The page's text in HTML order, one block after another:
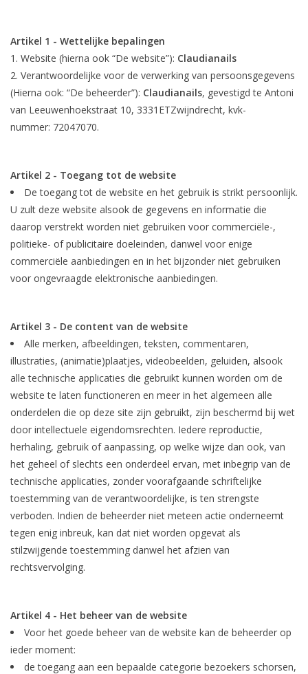
Handcrème
Artikel 1 - Wettelijke bepalingen
Website (hierna ook “De website”): Claudianails
Verantwoordelijke voor de verwerking van persoonsgegevens
(Hierna ook: “De beheerder”): Claudianails, gevestigd te Antoni
van Leeuwenhoekstraat 10, 3331ETZwijndrecht, kvk-
nummer: 72047070.
Artikel 2 - Toegang tot de website
De toegang tot de website en het gebruik is strikt persoonlijk.
U zult deze website alsook de gegevens en informatie die
daarop verstrekt worden niet gebruiken voor commerciële-,
politieke- of publicitaire doeleinden, danwel voor enige
commerciële aanbiedingen en in het bijzonder niet gebruiken
voor ongevraagde elektronische aanbiedingen.
Artikel 3 - De content van de website
Alle merken, afbeeldingen, teksten, commentaren,
illustraties, (animatie)plaatjes, videobeelden, geluiden, alsook
alle technische applicaties die gebruikt kunnen worden om de
website te laten functioneren en meer in het algemeen alle
onderdelen die op deze site zijn gebruikt, zijn beschermd bij wet
door intellectuele eigendomsrechten. Iedere reproductie,
herhaling, gebruik of aanpassing, op welke wijze dan ook, van
het geheel of slechts een onderdeel ervan, met inbegrip van de
technische applicaties, zonder voorafgaande schriftelijke
toestemming van de verantwoordelijke, is ten strengste
verboden. Indien de beheerder niet meteen actie onderneemt
tegen enig inbreuk, kan dat niet worden opgevat als
stilzwijgende toestemming danwel het afzien van
rechtsvervolging.
Artikel 4 - Het beheer van de website
Voor het goede beheer van de website kan de beheerder op
ieder moment:
de toegang aan een bepaalde categorie bezoekers schorsen,